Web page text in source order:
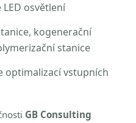
osvětlení
kogenerační
stanice
optimalizací vstupních
GB Consulting